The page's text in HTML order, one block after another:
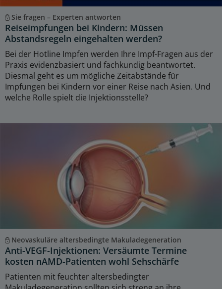
Sie fragen – Experten antworten
Reiseimpfungen bei Kindern: Müssen
Abstandsregeln eingehalten werden?
Bei der Hotline Impfen werden Ihre Impf-Fragen aus der
Praxis evidenzbasiert und fachkundig beantwortet.
Diesmal geht es um mögliche Zeitabstände für
Impfungen bei Kindern vor einer Reise nach Asien. Und
welche Rolle spielt die Injektionsstelle?
Neovaskuläre altersbedingte Makuladegeneration
Anti-VEGF-Injektionen: Versäumte Termine
kosten nAMD-Patienten wohl Sehschärfe
Patienten mit feuchter altersbedingter